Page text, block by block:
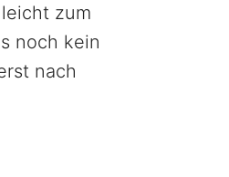
zum
noch kein
nach